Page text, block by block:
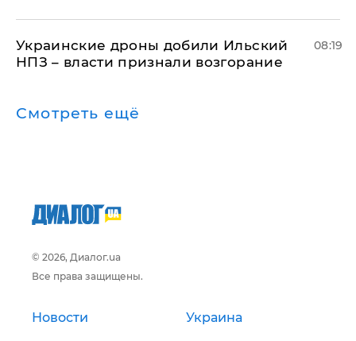
Украинские дроны добили Ильский
НПЗ – власти признали возгорание
08:19
Смотреть ещё
© 2026, Диалог.ua
Все права защищены.
Новости Украина